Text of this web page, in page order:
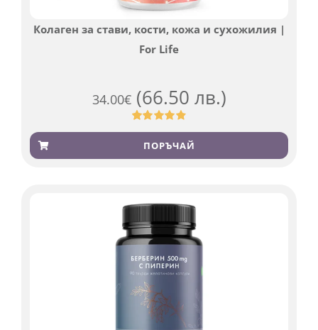
Колаген за стави, кости, кожа и сухожилия |
For Life
34.00€ (66.50 лв.)
Оценен
4.83 от 5,
базирано
923
ПОРЪЧАЙ